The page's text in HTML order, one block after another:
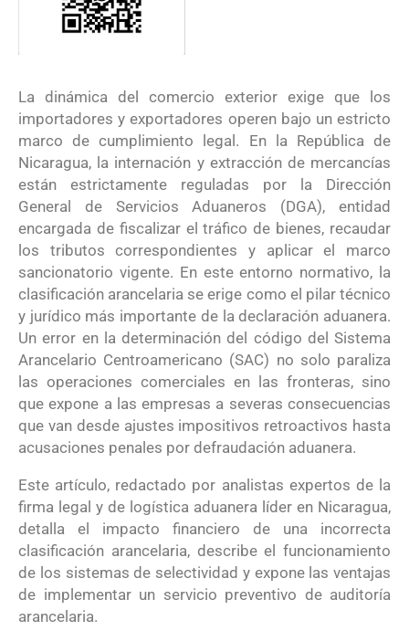
La dinámica del comercio exterior exige que los
importadores y exportadores operen bajo un estricto
marco de cumplimiento legal. En la República de
Nicaragua, la internación y extracción de mercancías
están estrictamente reguladas por la Dirección
General de Servicios Aduaneros (DGA), entidad
encargada de fiscalizar el tráfico de bienes, recaudar
los tributos correspondientes y aplicar el marco
sancionatorio vigente. En este entorno normativo, la
clasificación arancelaria se erige como el pilar técnico
y jurídico más importante de la declaración aduanera.
Un error en la determinación del código del Sistema
Arancelario Centroamericano (SAC) no solo paraliza
las operaciones comerciales en las fronteras, sino
que expone a las empresas a severas consecuencias
que van desde ajustes impositivos retroactivos hasta
acusaciones penales por defraudación aduanera.
Este artículo, redactado por analistas expertos de la
firma legal y de logística aduanera líder en Nicaragua,
detalla el impacto financiero de una incorrecta
clasificación arancelaria, describe el funcionamiento
de los sistemas de selectividad y expone las ventajas
de implementar un servicio preventivo de auditoría
arancelaria.